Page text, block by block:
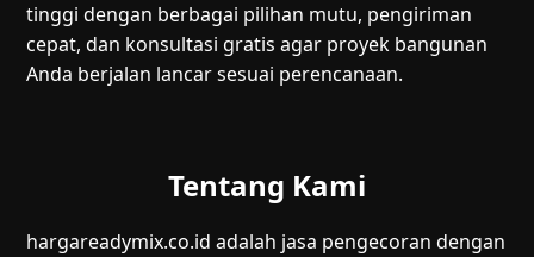
tinggi dengan berbagai pilihan mutu, pengiriman
cepat, dan konsultasi gratis agar proyek bangunan
Anda berjalan lancar sesuai perencanaan.
Tentang Kami
hargareadymix.co.id adalah jasa pengecoran dengan